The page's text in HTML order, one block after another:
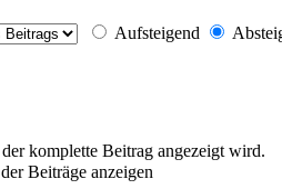
Aufsteigend
komplette Beitrag angezeigt wird.
Beiträge anzeigen